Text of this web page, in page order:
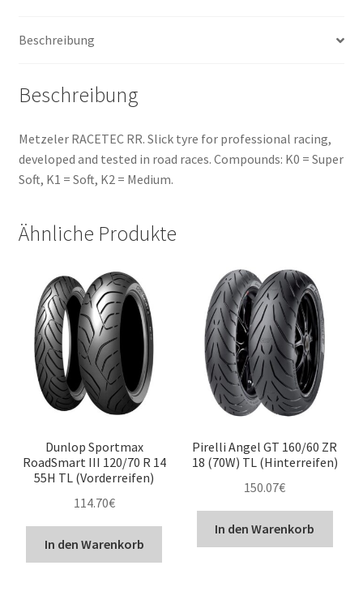
Beschreibung
Beschreibung
Metzeler RACETEC RR. Slick tyre for professional racing,
developed and tested in road races. Compounds: K0 = Super
Soft, K1 = Soft, K2 = Medium.
Ähnliche Produkte
Dunlop Sportmax
RoadSmart III 120/70 R 14
55H TL (Vorderreifen)
114.70€
In den Warenkorb
Pirelli Angel GT 160/60 ZR
18 (70W) TL (Hinterreifen)
150.07€
In den Warenkorb